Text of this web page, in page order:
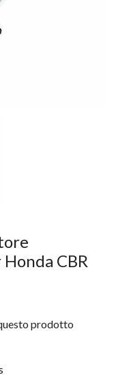
CBR
prodotto